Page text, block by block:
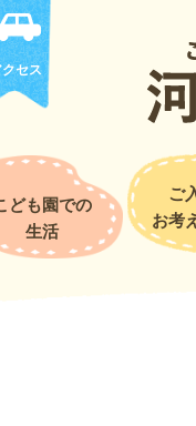
セス
ども園での
生活
ご
お考
生懸命踊る姿や歌・縄
！ドキドキ・ワクワク